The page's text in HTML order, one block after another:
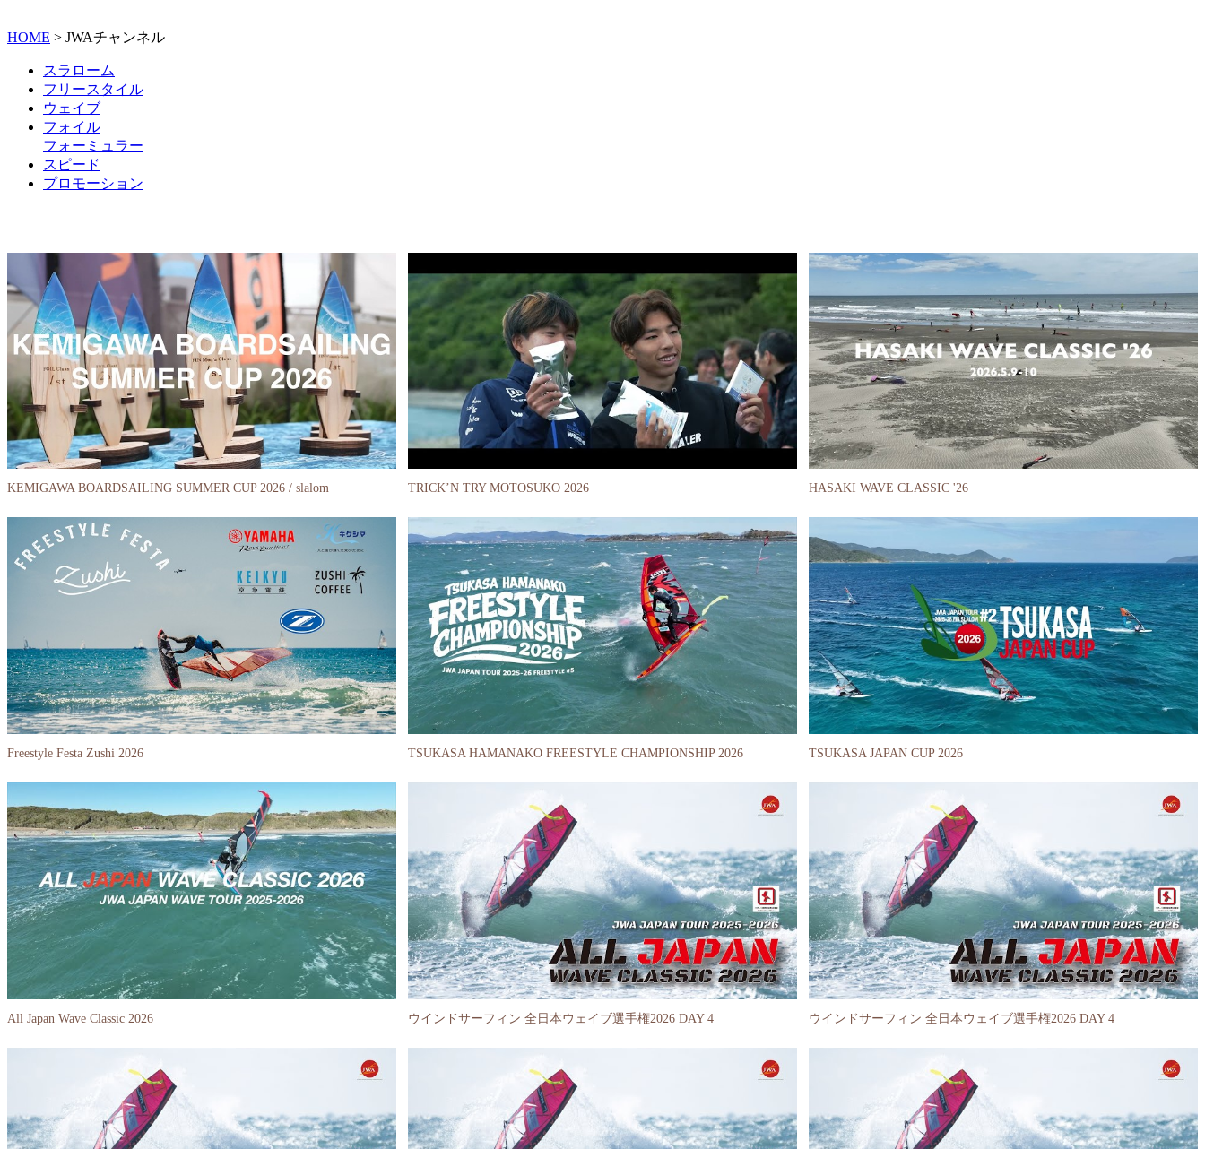
HOME > JWAチャンネル
スラローム
フリースタイル
ウェイブ
フォイル
フォーミュラー
スピード
プロモーション
KEMIGAWA BOARDSAILING SUMMER CUP 2026 / slalom TRICK’N TRY MOTOSUKO 2026 HASAKI WAVE CLASSIC '26
Freestyle Festa Zushi 2026 TSUKASA HAMANAKO FREESTYLE CHAMPIONSHIP 2026 TSUKASA JAPAN CUP 2026
All Japan Wave Classic 2026 ウインドサーフィン 全日本ウェイブ選手権2026 DAY 4 ウインドサーフィン 全日本ウェイブ選手権2026 DAY 4